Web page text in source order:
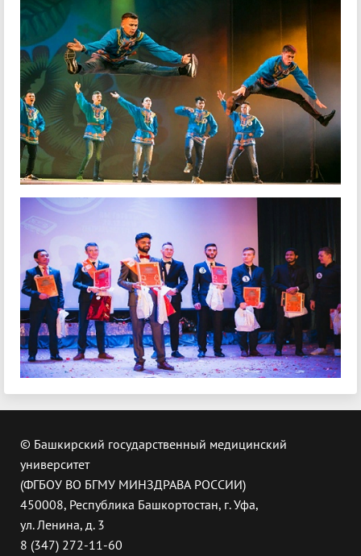
© Башкирский государственный медицинский
университет
(ФГБОУ ВО БГМУ МИНЗДРАВА РОССИИ)
450008, Республика Башкортостан, г. Уфа,
ул. Ленина, д. 3
8 (347) 272-11-60